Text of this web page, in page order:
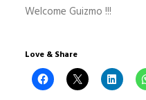
Welcome Guizmo !!!
Love & Share